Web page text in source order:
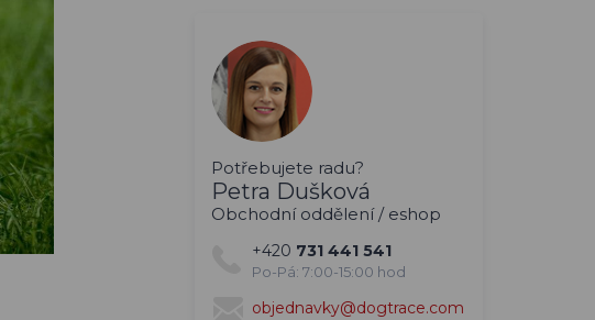
Potřebujete radu?
Petra Dušková
Obchodní oddělení / eshop
+420 731 441 541
Po-Pá: 7:00-15:00 hod
objednavky@dogtrace.com